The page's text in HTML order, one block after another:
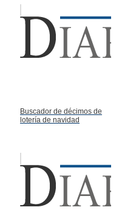
Buscador de décimos de
lotería de navidad